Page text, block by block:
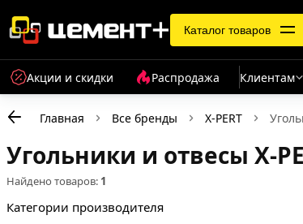
Каталог товаров
Акции и скидки Распродажа Клиентам
Главная Все бренды X-PERT
Угольники и отвесы X-
Найдено товаров: 1
Категории производителя